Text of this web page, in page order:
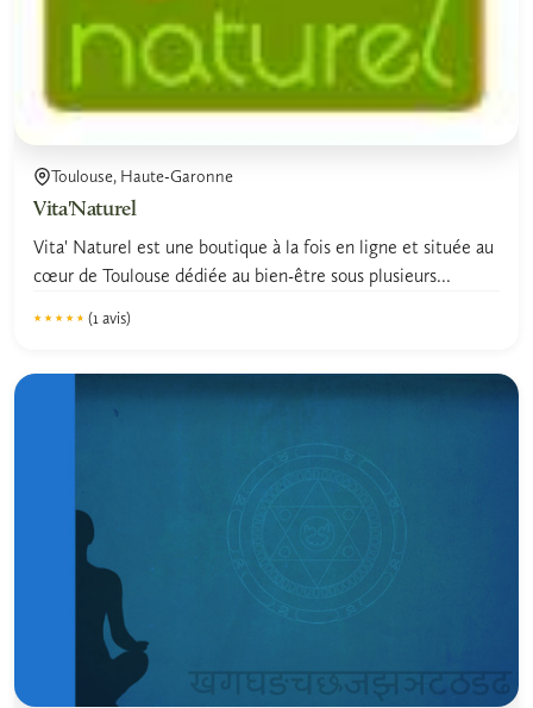
Toulouse, Haute-Garonne
Vita'Naturel
Vita' Naturel est une boutique à la fois en ligne et située au
cœur de Toulouse dédiée au bien-être sous plusieurs...
★★★★★
★★★★★ (1 avis)